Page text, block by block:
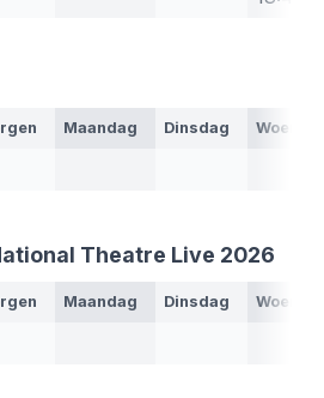
Maandag Dinsdag
Theatre Live 2026
Maandag Dinsdag